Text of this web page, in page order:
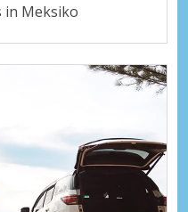
in Meksiko